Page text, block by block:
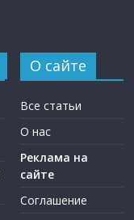
О сайте
Все статьи
О нас
Реклама на
сайте
Соглашение